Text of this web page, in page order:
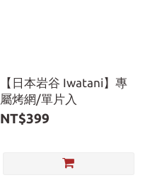
【日本岩谷 Iwatani】專
屬烤網/單片入
NT$399